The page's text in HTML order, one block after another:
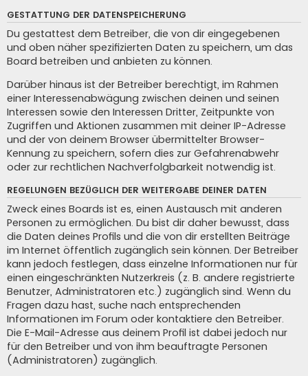
GESTATTUNG DER DATENSPEICHERUNG
Du gestattest dem Betreiber, die von dir eingegebenen
und oben näher spezifizierten Daten zu speichern, um das
Board betreiben und anbieten zu können.
Darüber hinaus ist der Betreiber berechtigt, im Rahmen
einer Interessenabwägung zwischen deinen und seinen
Interessen sowie den Interessen Dritter, Zeitpunkte von
Zugriffen und Aktionen zusammen mit deiner IP-Adresse
und der von deinem Browser übermittelter Browser-
Kennung zu speichern, sofern dies zur Gefahrenabwehr
oder zur rechtlichen Nachverfolgbarkeit notwendig ist.
REGELUNGEN BEZÜGLICH DER WEITERGABE DEINER DATEN
Zweck eines Boards ist es, einen Austausch mit anderen
Personen zu ermöglichen. Du bist dir daher bewusst, dass
die Daten deines Profils und die von dir erstellten Beiträge
im Internet öffentlich zugänglich sein können. Der Betreiber
kann jedoch festlegen, dass einzelne Informationen nur für
einen eingeschränkten Nutzerkreis (z. B. andere registrierte
Benutzer, Administratoren etc.) zugänglich sind. Wenn du
Fragen dazu hast, suche nach entsprechenden
Informationen im Forum oder kontaktiere den Betreiber.
Die E-Mail-Adresse aus deinem Profil ist dabei jedoch nur
für den Betreiber und von ihm beauftragte Personen
(Administratoren) zugänglich.